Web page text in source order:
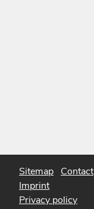
Sitemap Contact
Imprint
Privacy policy